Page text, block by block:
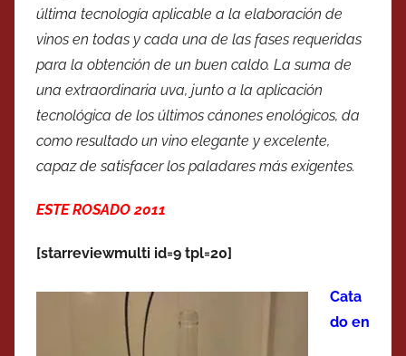
última tecnología aplicable a la elaboración de
vinos en todas y cada una de las fases requeridas
para la obtención de un buen caldo. La suma de
una extraordinaria uva, junto a la aplicación
tecnológica de los últimos cánones enológicos, da
como resultado un vino elegante y excelente,
capaz de satisfacer los paladares más exigentes.
ESTE ROSADO 2011
[starreviewmulti id=9 tpl=20]
Cata
do en